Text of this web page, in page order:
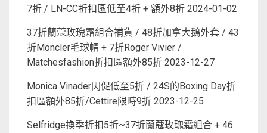
7折 / LN-CC折扣區低至4折 + 額外8折 2024-01-02
37折蘭蔻玫瑰霜組合補貨 / 48折加拿大鵝外套 / 43
折Moncler毛球帽 + 7折Roger Vivier /
Matchesfashion折扣區額外85折 2023-12-27
Monica Vinader閃促低至5折 / 24S的Boxing Day折
扣區額外85折/Cettire限時9折 2023-12-25
Selfridge換季折扣5折~37折蘭蔻玫瑰霜組合 + 46